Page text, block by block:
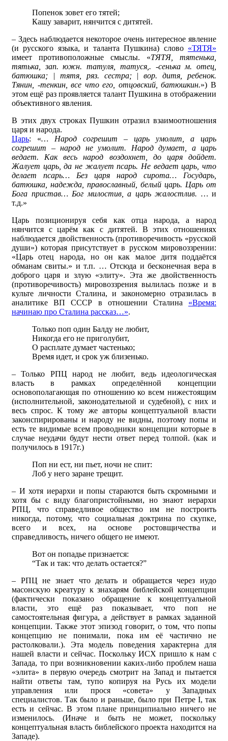
Попенок зовет его тятей;
Кашу заварит, нянчится с дитятей.
– Здесь наблюдается некоторое очень интересное явление
(и русского языка, и таланта Пушкина) слово «ТЯТЯ»
имеет противоположные смыслы. «ТЯТЯ, тятенька,
тятька, зап. южн. татуля, татуся,. -сенька м. отец,
батюшка; | тятя, ряз. сестра; | вор. дитя, ребенок.
Тянин, -тенкин, все что его, отцовский, батюшкин.») В
этом ещё раз проявляется талант Пушкина в отображении
объективного явления.
В этих двух строках Пушкин отразил взаимоотношения
царя и народа.
Царь: «… Народ согрешит – царь умолит, а царь
согрешит – народ не умолит. Народ думает, а царь
ведает. Как весь народ воздохнет, до царя дойдет.
Жалует царь, да не жалует псарь. Не ведает царь, что
делает псарь… Без царя народ сирота… Государь,
батюшка, надежда, православный, белый царь. Царь от
Бога пристав… Бог милостив, а царь жалостлив. … и
т.д.»
Царь позиционируя себя как отца народа, а народ
нянчится с царём как с дитятей. В этих отношениях
наблюдается двойственность (противоречивость «русской
души») которая присутствует в русском мировоззрении:
«Царь отец народа, но он как малое дитя поддаётся
обманам свиты.» и т.п. … Отсюда и бесконечная вера в
доброго царя и злую «элиту». Эта же двойственность
(противоречивость) мировоззрения вылилась позже и в
культе личности Сталина, и закономерно отразилась в
аналитике ВП СССР в отношении Сталина «Время:
начинаю про Сталина рассказ…».
Только поп один Балду не любит,
Никогда его не приголубит,
О расплате думает частенько;
Время идет, и срок уж близенько.
– Только РПЦ народ не любит, ведь идеологическая
власть в рамках определённой концепции
основополагающая по отношению ко всем нижестоящим
(исполнительной, законодательной и судебной), с них и
весь спрос. К тому же авторы концептуальной власти
законспирированы и народу не видны, поэтому попы и
есть те видимые всем проводники концепции которые в
случае неудачи будут нести ответ перед толпой. (как и
получилось в 1917г.)
Поп ни ест, ни пьет, ночи не спит:
Лоб у него заране трещит.
– И хотя иерархи и попы стараются быть скромными и
хотя бы с виду благопристойными, но знают иерархи
РПЦ, что справедливое общество им не построить
никогда, потому, что социальная доктрина по скупке,
всего и всех, на основе ростовщичества и
справедливость, ничего общего не имеют.
Вот он попадье признается:
“Так и так: что делать остается?”
– РПЦ не знает что делать и обращается через иудо
масонскую креатуру к знахарям библейской концепции
(фактически показано обращение к концептуальной
власти, это ещё раз показывает, что поп не
самостоятельная фигура, а действует в рамках заданной
концепции. Также этот эпизод говорит, о том, что попы
концепцию не понимали, пока им её частично не
растолковали.). Эта модель поведения характерна для
нашей власти и сейчас. Поскольку ИСХ пришло к нам с
Запада, то при возникновении каких-либо проблем наша
«элита» в первую очередь смотрит на Запад и пытается
найти ответы там, тупо копируя на Русь их модели
управления или прося «совета» у Западных
специалистов. Так было и раньше, было при Петре I, так
есть и сейчас. В этом плане принципиально ничего не
изменилось. (Иначе и быть не может, поскольку
концептуальная власть библейского проекта находится на
Западе).